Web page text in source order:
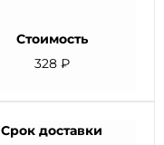
Стоимость
328 ₽
Срок доставки